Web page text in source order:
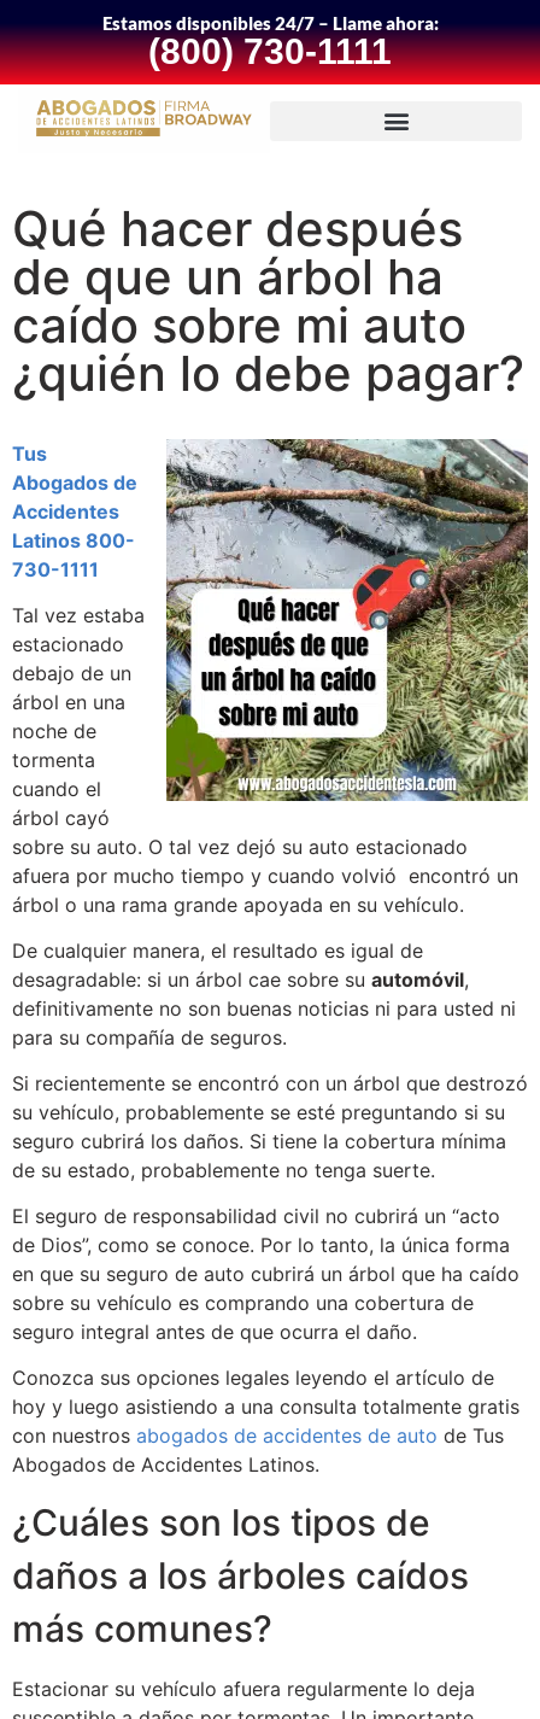
Estamos disponibles 24/7 – Llame ahora:
(800) 730-1111
Qué hacer después
de que un árbol ha
caído sobre mi auto
¿quién lo debe pagar?
Tus
Abogados de
Accidentes
Latinos 800-
730-1111
Tal vez estaba
estacionado
debajo de un
árbol en una
noche de
tormenta
cuando el
árbol cayó
sobre su auto. O tal vez dejó su auto estacionado
afuera por mucho tiempo y cuando volvió encontró un
árbol o una rama grande apoyada en su vehículo.
De cualquier manera, el resultado es igual de
desagradable: si un árbol cae sobre su automóvil,
definitivamente no son buenas noticias ni para usted ni
para su compañía de seguros.
Si recientemente se encontró con un árbol que destrozó
su vehículo, probablemente se esté preguntando si su
seguro cubrirá los daños. Si tiene la cobertura mínima
de su estado, probablemente no tenga suerte.
El seguro de responsabilidad civil no cubrirá un “acto
de Dios”, como se conoce. Por lo tanto, la única forma
en que su seguro de auto cubrirá un árbol que ha caído
sobre su vehículo es comprando una cobertura de
seguro integral antes de que ocurra el daño.
Conozca sus opciones legales leyendo el artículo de
hoy y luego asistiendo a una consulta totalmente gratis
con nuestros abogados de accidentes de auto de Tus
Abogados de Accidentes Latinos.
¿Cuáles son los tipos de
daños a los árboles caídos
más comunes?
Estacionar su vehículo afuera regularmente lo deja